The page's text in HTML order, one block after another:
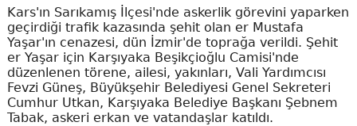
Kars'ın Sarıkamış İlçesi'nde askerlik görevini yaparken
geçirdiği trafik kazasında şehit olan er Mustafa
Yaşar'ın cenazesi, dün İzmir'de toprağa verildi. Şehit
er Yaşar için Karşıyaka Beşikçioğlu Camisi'nde
düzenlenen törene, ailesi, yakınları, Vali Yardımcısı
Fevzi Güneş, Büyükşehir Belediyesi Genel Sekreteri
Cumhur Utkan, Karşıyaka Belediye Başkanı Şebnem
Tabak, askeri erkan ve vatandaşlar katıldı.